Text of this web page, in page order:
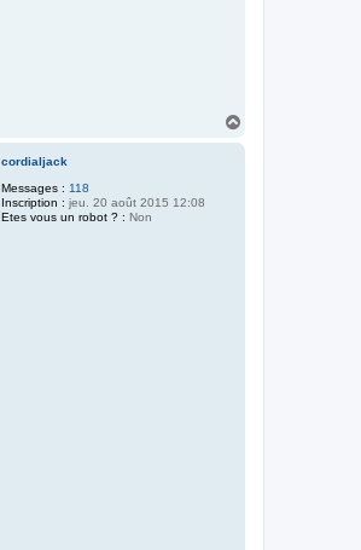
cordialjack
Messages : 118
Inscription : jeu. 20 août 2015 12:08
Etes vous un robot ? : Non